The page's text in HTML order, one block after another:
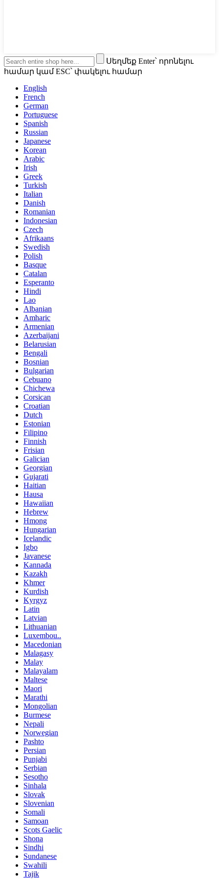
Սեղմեք Enter՝ որոնելու
համար կամ ESC՝ փակելու համար
English
French
German
Portuguese
Spanish
Russian
Japanese
Korean
Arabic
Irish
Greek
Turkish
Italian
Danish
Romanian
Indonesian
Czech
Afrikaans
Swedish
Polish
Basque
Catalan
Esperanto
Hindi
Lao
Albanian
Amharic
Armenian
Azerbaijani
Belarusian
Bengali
Bosnian
Bulgarian
Cebuano
Chichewa
Corsican
Croatian
Dutch
Estonian
Filipino
Finnish
Frisian
Galician
Georgian
Gujarati
Haitian
Hausa
Hawaiian
Hebrew
Hmong
Hungarian
Icelandic
Igbo
Javanese
Kannada
Kazakh
Khmer
Kurdish
Kyrgyz
Latin
Latvian
Lithuanian
Luxembou..
Macedonian
Malagasy
Malay
Malayalam
Maltese
Maori
Marathi
Mongolian
Burmese
Nepali
Norwegian
Pashto
Persian
Punjabi
Serbian
Sesotho
Sinhala
Slovak
Slovenian
Somali
Samoan
Scots Gaelic
Shona
Sindhi
Sundanese
Swahili
Tajik